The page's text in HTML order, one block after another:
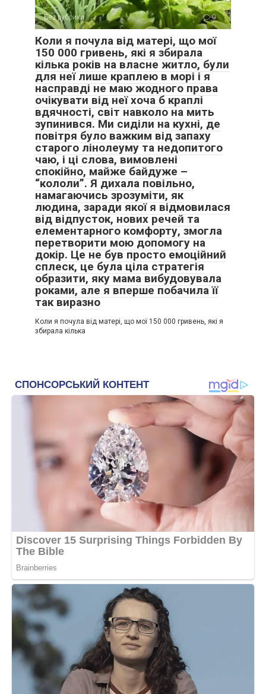
Без рубрики 0
Коли я почула від матері, що мої
150 000 гривень, які я збирала
кілька років на власне житло, були
для неї лише краплею в морі і я
насправді не маю жодного права
очікувати від неї хоча б краплі
вдячності, світ навколо на мить
зупинився. Ми сиділи на кухні, де
повітря було важким від запаху
старого лінолеуму та недопитого
чаю, і ці слова, вимовлені
спокійно, майже байдуже –
“кололи”. Я дихала повільно,
намагаючись зрозуміти, як
людина, заради якої я відмовилася
від відпусток, нових речей та
елементарного комфорту, змогла
перетворити мою допомогу на
докір. Це не був просто емоційний
сплеск, це була ціла стратегія
образити, яку мама вибудовувала
роками, але я вперше побачила її
так виразно
Коли я почула від матері, що мої 150 000 гривень, які я
збирала кілька